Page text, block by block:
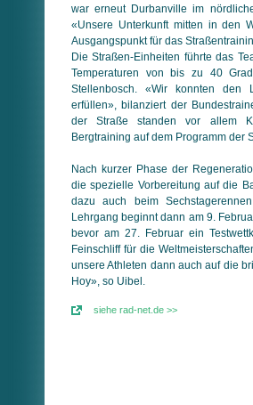
war erneut Durbanville im
«Unsere Unterkunft mitten in den
Ausgangspunkt für das
Die Straßen-Einheiten führte das
Temperaturen von bis zu 40
Stellenbosch. «Wir konnten den
erfüllen», bilanziert der
der Straße standen vor allem
Bergtraining auf dem Programm der
Nach kurzer Phase der
die spezielle Vorbereitung auf die
dazu auch beim
Lehrgang beginnt dann am 9.
bevor am 27. Februar ein
Feinschliff für die
unsere Athleten dann auch auf die
Hoy», so Uibel.
siehe rad-net.de >>